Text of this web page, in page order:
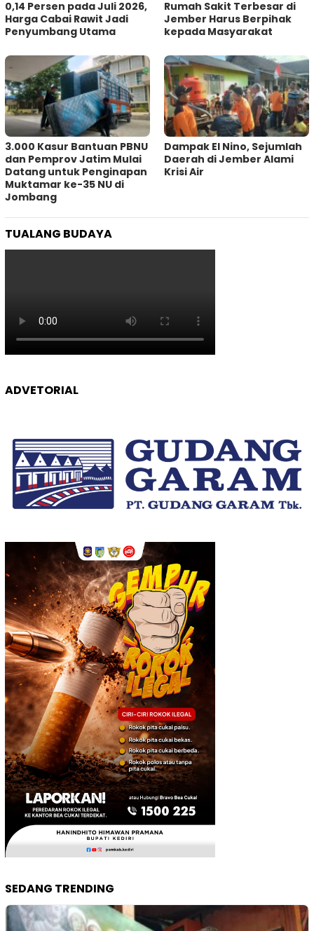
0,14 Persen pada Juli 2026,
Harga Cabai Rawit Jadi
Penyumbang Utama
Rumah Sakit Terbesar di
Jember Harus Berpihak
kepada Masyarakat
3.000 Kasur Bantuan PBNU
dan Pemprov Jatim Mulai
Datang untuk Penginapan
Muktamar ke-35 NU di
Jombang
Dampak El Nino, Sejumlah
Daerah di Jember Alami
Krisi Air
TUALANG BUDAYA
ADVETORIAL
SEDANG TRENDING